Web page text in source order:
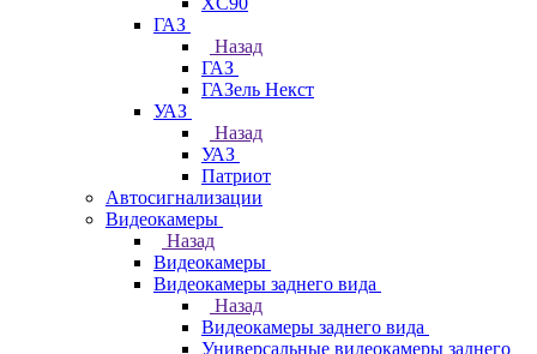
ГАЗ
Назад
ГАЗ
ГАЗель Некст
УАЗ
Назад
УАЗ
Патриот
Автосигнализации
Видеокамеры
Назад
Видеокамеры
Видеокамеры заднего вида
Назад
Видеокамеры заднего вида
Универсальные видеокамеры заднего